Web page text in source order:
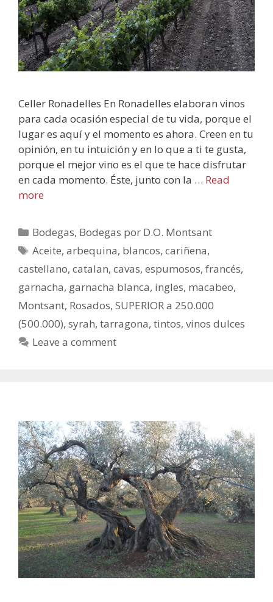
Celler Ronadelles En Ronadelles elaboran vinos
para cada ocasión especial de tu vida, porque el
lugar es aquí y el momento es ahora. Creen en tu
opinión, en tu intuición y en lo que a ti te gusta,
porque el mejor vino es el que te hace disfrutar
en cada momento. Éste, junto con la … Read
more
Bodegas, Bodegas por D.O. Montsant
Aceite,arbequina, blancos,cariñena,
castellano, catalan, cavas, espumosos, francés,
garnacha, garnacha blanca, ingles, macabeo,
Montsant, Rosados, SUPERIOR a 250.000
(500.000), syrah, tarragona, tintos, vinos dulces
Leave a comment